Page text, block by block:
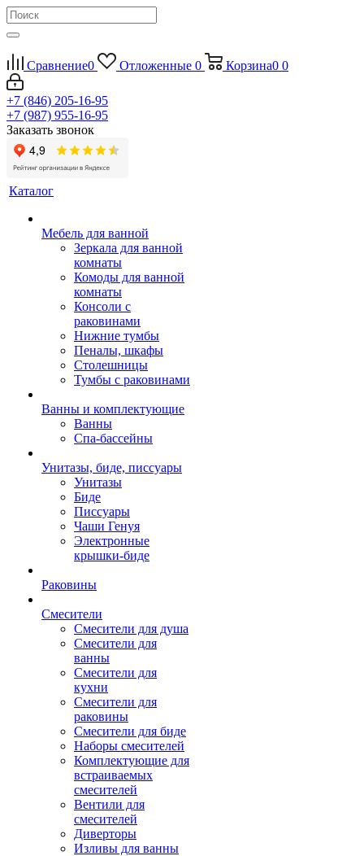
Сравнение0 Отложенные 0 Корзина0 0
+7 (846) 205-16-95
+7 (987) 955-16-95
Заказать звонок
Каталог
Мебель для ванной
Зеркала для ванной
комнаты
Комоды для ванной
комнаты
Консоли с
раковинами
Нижние тумбы
Пеналы, шкафы
Столешницы
Тумбы с раковинами
Ванны и комплектующие
Ванны
Спа-бассейны
Унитазы, биде, писсуары
Унитазы
Биде
Писсуары
Чаши Генуя
Электронные
крышки-биде
Раковины
Смесители
Смесители для душа
Смесители для
ванны
Смесители для
кухни
Смесители для
раковины
Смесители для биде
Наборы смесителей
Комплектующие для
встраиваемых
смесителей
Вентили для
смесителей
Диверторы
Изливы для ванны